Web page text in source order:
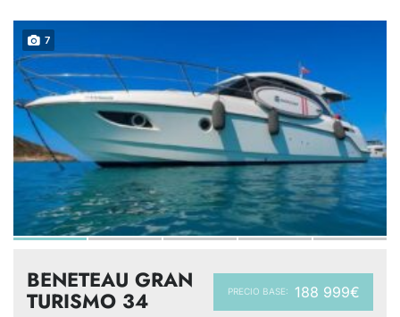
7
PRECIO BASE: 188 999€
BENETEAU GRAN
TURISMO 34